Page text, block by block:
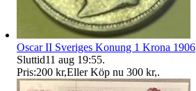
Oscar II Sveriges Konung 1 Krona 1906
Sluttid11 aug 19:55.
Pris:200 kr,Eller Köp nu 300 kr,.